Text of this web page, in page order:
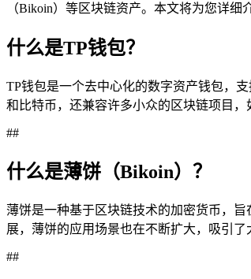
（Bikoin）等区块链资产。本文将为您详
什么是TP钱包？
TP钱包是一个去中心化的数字资产钱包，
和比特币，还兼容许多小众的区块链项目，
##
什么是薄饼（Bikoin）？
薄饼是一种基于区块链技术的加密货币，
展，薄饼的应用场景也在不断扩大，吸引了
##